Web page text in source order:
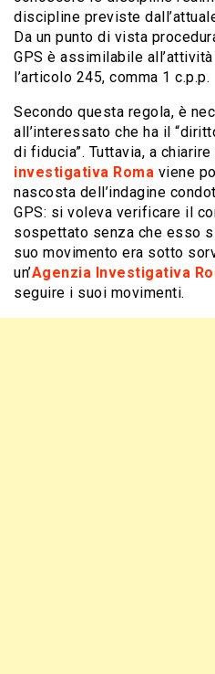
discipline previste
Da un punto di vista
GPS è assimilabile
l’articolo 245, comma 1 c.p.p.
Secondo questa regola, è
all’interessato che ha il
di fiducia”. Tuttavia, a
investigativa Roma viene
nascosta dell’indagine
GPS: si voleva verificare il
sospettato senza che esso
suo movimento era sotto
un’Agenzia Investigativa
seguire i suoi movimenti.